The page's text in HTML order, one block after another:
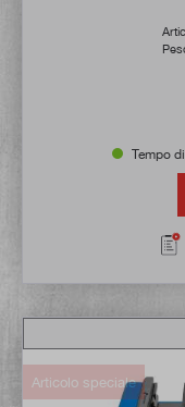
Tempo
Articolo speciale